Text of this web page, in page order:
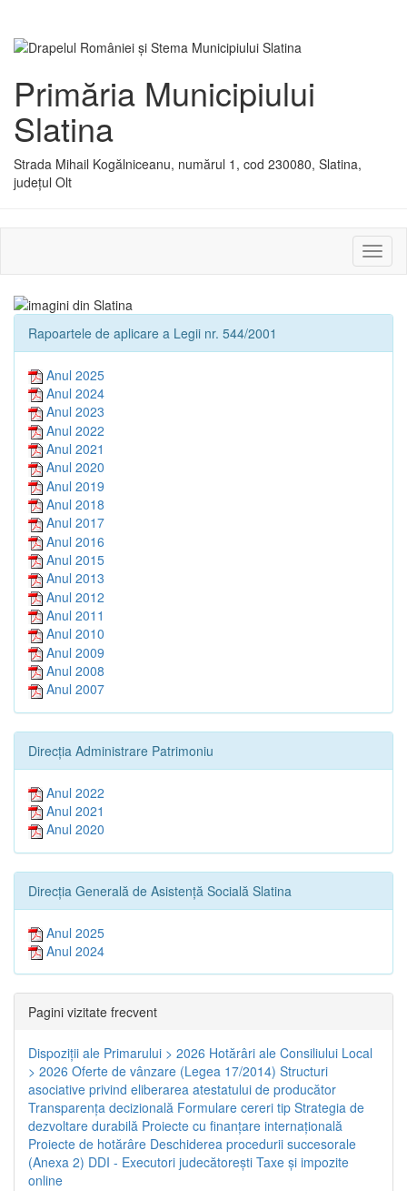
Primăria Municipiului
Slatina
Strada Mihail Kogălniceanu, numărul 1, cod 230080, Slatina,
județul Olt
sau
Rapoartele de aplicare a Legii nr. 544/2001
Anul 2025
Anul 2024
Anul 2023
Anul 2022
Anul 2021
Anul 2020
Anul 2019
Anul 2018
Anul 2017
Anul 2016
Anul 2015
Anul 2013
Anul 2012
Anul 2011
Anul 2010
Anul 2009
Anul 2008
Anul 2007
Direcția Administrare Patrimoniu
Anul 2022
Anul 2021
Anul 2020
Direcția Generală de Asistență Socială Slatina
Anul 2025
Anul 2024
Pagini vizitate frecvent
Dispoziţii ale Primarului > 2026 Hotărâri ale Consiliului Local
> 2026 Oferte de vânzare (Legea 17/2014) Structuri
asociative privind eliberarea atestatului de producător
Transparenţa decizională Formulare cereri tip Strategia de
dezvoltare durabilă Proiecte cu finanţare internaţională
Proiecte de hotărâre Deschiderea procedurii succesorale
(Anexa 2) DDI - Executori judecătorești Taxe şi impozite
online